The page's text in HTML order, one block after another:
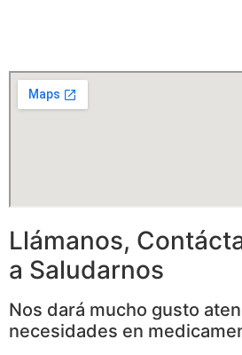
Llámanos,
a Saludarnos
Nos dará mucho gusto
necesidades en